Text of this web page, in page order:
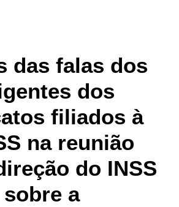
das falas dos
dos
filiados à
na reunião
do INSS
sobre a